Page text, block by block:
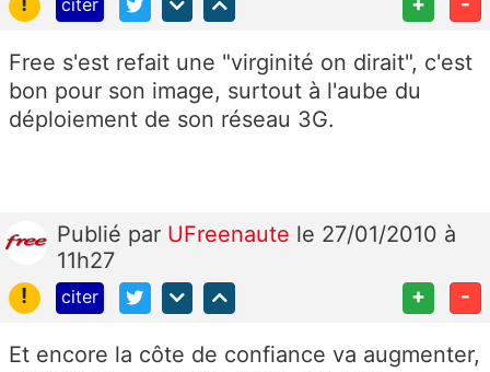
citer
Free s'est refait une "virginité on dirait", c'est
bon pour son image, surtout à l'aube du
déploiement de son réseau 3G.
Publié par UFreenaute le 27/01/2010 à
11h27
!
citer + -
Et encore la côte de confiance va augmenter,